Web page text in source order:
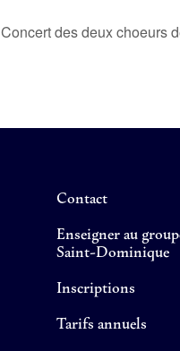
Concert des deux choeurs
Contact
Enseigner au
Saint-Dominique
Inscriptions
Tarifs annuels